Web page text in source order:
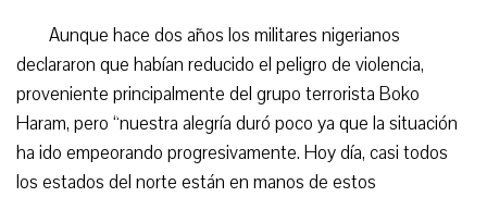
Aunque hace dos años los militares nigerianos
declararon que habían reducido el peligro de violencia,
proveniente principalmente del grupo terrorista Boko
Haram, pero “nuestra alegría duró poco ya que la situación
ha ido empeorando progresivamente. Hoy día, casi todos
los estados del norte están en manos de estos